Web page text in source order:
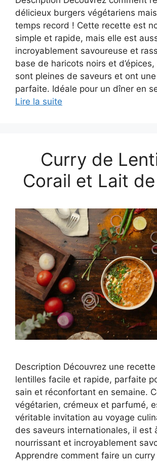
délicieux burgers végétariens
temps record ! Cette recette est
simple et rapide, mais elle est
incroyablement savoureuse et
base de haricots noirs et
sont pleines de saveurs et ont
parfaite. Idéale pour un dîner en
Lire la suite
Curry de
Corail et Lait
Description Découvrez une
lentilles facile et rapide, parfaite
sain et réconfortant en semaine.
végétarien, crémeux et parfumé,
véritable invitation au voyage
des saveurs internationales, il est
nourrissant et incroyablement
Apprendre comment faire un